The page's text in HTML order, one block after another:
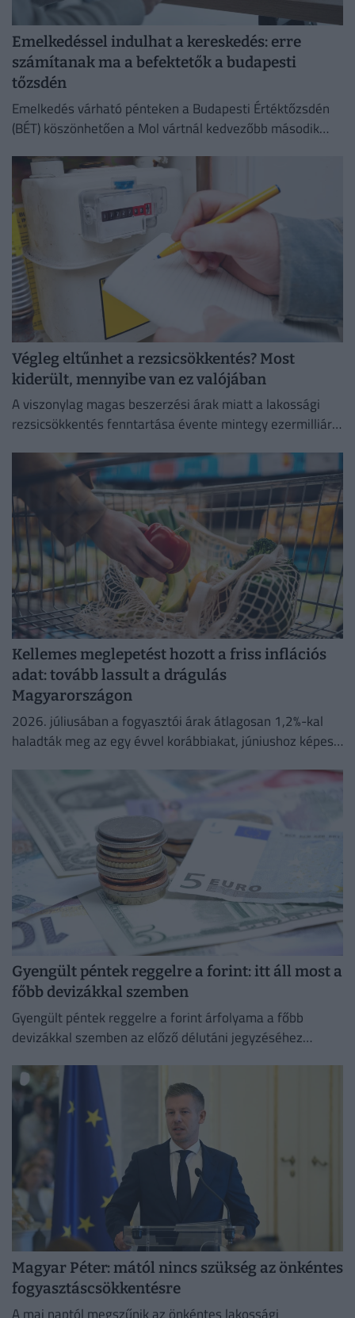
Emelkedéssel indulhat a kereskedés: erre
számítanak ma a befektetők a budapesti
tőzsdén
Emelkedés várható pénteken a Budapesti Értéktőzsdén
(BÉT) köszönhetően a Mol vártnál kedvezőbb második
elemzője szerint.
Végleg eltűnhet a rezsicsökkentés? Most
kiderült, mennyibe van ez valójában
A viszonylag magas beszerzési árak miatt a lakossági
rezsicsökkentés fenntartása évente mintegy ezermilliárd
Kellemes meglepetést hozott a friss inflációs
adat: tovább lassult a drágulás
Magyarországon
2026. júliusában a fogyasztói árak átlagosan 1,2%-kal
haladták meg az egy évvel korábbiakat, júniushoz képest
Gyengült péntek reggelre a forint: itt áll most a
főbb devizákkal szemben
Gyengült péntek reggelre a forint árfolyama a főbb
devizákkal szemben az előző délutáni jegyzéséhez
Magyar Péter: mától nincs szükség az önkéntes
fogyasztáscsökkentésre
A mai naptól megszűnik az önkéntes lakossági